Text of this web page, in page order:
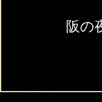
阪の